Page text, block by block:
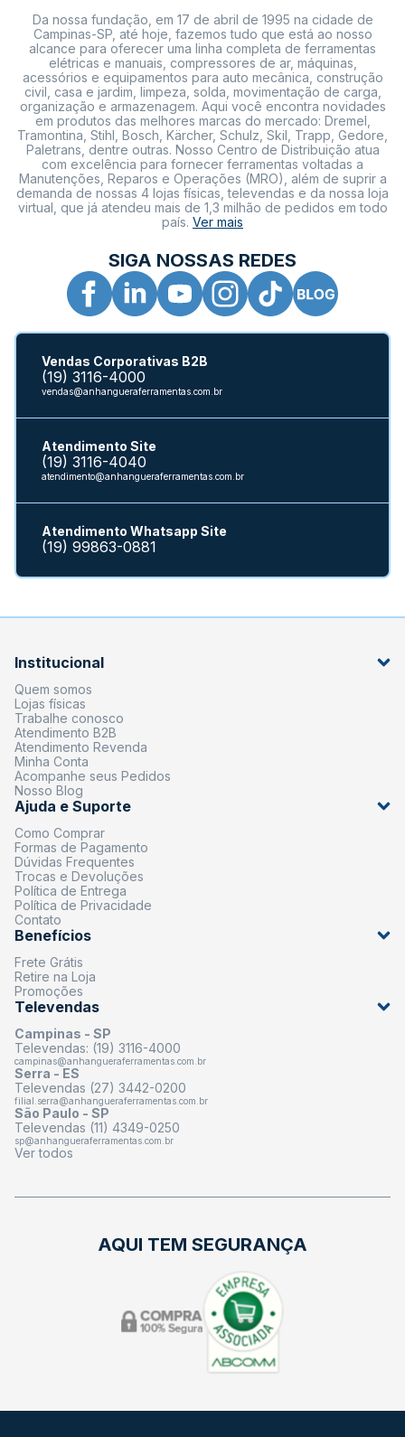
Da nossa fundação, em 17 de abril de 1995 na cidade de
Campinas-SP, até hoje, fazemos tudo que está ao nosso
alcance para oferecer uma linha completa de ferramentas
elétricas e manuais, compressores de ar, máquinas,
acessórios e equipamentos para auto mecânica, construção
civil, casa e jardim, limpeza, solda, movimentação de carga,
organização e armazenagem. Aqui você encontra novidades
em produtos das melhores marcas do mercado: Dremel,
Tramontina, Stihl, Bosch, Kärcher, Schulz, Skil, Trapp, Gedore,
Paletrans, dentre outras. Nosso Centro de Distribuição atua
com excelência para fornecer ferramentas voltadas a
Manutenções, Reparos e Operações (MRO), além de suprir a
demanda de nossas 4 lojas físicas, televendas e da nossa loja
virtual, que já atendeu mais de 1,3 milhão de pedidos em todo
país. Ver mais
SIGA NOSSAS REDES
Vendas Corporativas B2B
(19) 3116-4000
vendas@anhangueraferramentas.com.br
Atendimento Site
(19) 3116-4040
atendimento@anhangueraferramentas.com.br
Atendimento Whatsapp Site
(19) 99863-0881
Institucional
Quem somos
Lojas físicas
Trabalhe conosco
Atendimento B2B
Atendimento Revenda
Minha Conta
Acompanhe seus Pedidos
Nosso Blog
Ajuda e Suporte
Como Comprar
Formas de Pagamento
Dúvidas Frequentes
Trocas e Devoluções
Política de Entrega
Política de Privacidade
Contato
Benefícios
Frete Grátis
Retire na Loja
Promoções
Televendas
Campinas - SP
Televendas: (19) 3116-4000
campinas@anhangueraferramentas.com.br
Serra - ES
Televendas (27) 3442-0200
filial.serra@anhangueraferramentas.com.br
São Paulo - SP
Televendas (11) 4349-0250
sp@anhangueraferramentas.com.br
Ver todos
AQUI TEM SEGURANÇA